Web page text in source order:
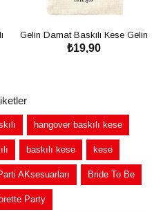
Gelin Damat Baskılı Kese Gelin
Damat
₺19,90
hangover baskılı kese
baskılı kese kese
AKsesuarları Bride To Be
Party